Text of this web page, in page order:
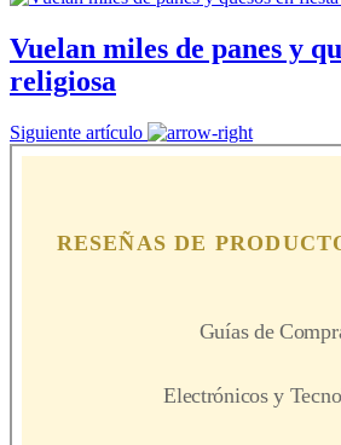
Vuelan miles de panes y
religiosa
Siguiente artículo